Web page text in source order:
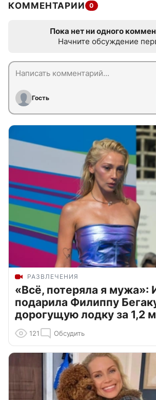
КОММЕНТАРИИ 0
Пока нет ни одного
Начните обсуждение
Гость
РАЗВЛЕЧЕНИЯ
«Всё, потеряла я мужа»:
подарила Филиппу
дорогущую лодку за 1,2
121 Обсудить